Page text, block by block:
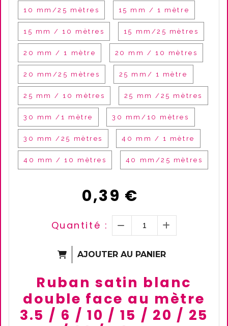
10 mm/25 mètres 15 mm / 1 mètre
15 mm / 10 mètres 15 mm/25 mètres
20 mm / 1 mètre 20 mm / 10 mètres
20 mm/25 mètres 25 mm/ 1 mètre
25 mm / 10 mètres 25 mm /25 mètres
30 mm /1 mètre 30 mm/10 mètres
30 mm /25 mètres 40 mm / 1 mètre
40 mm / 10 mètres 40 mm/25 mètres
0,39 €
Quantité :
AJOUTER AU PANIER
Ruban satin blanc
double face au mètre
3.5 / 6 / 10 / 15 / 20 / 25